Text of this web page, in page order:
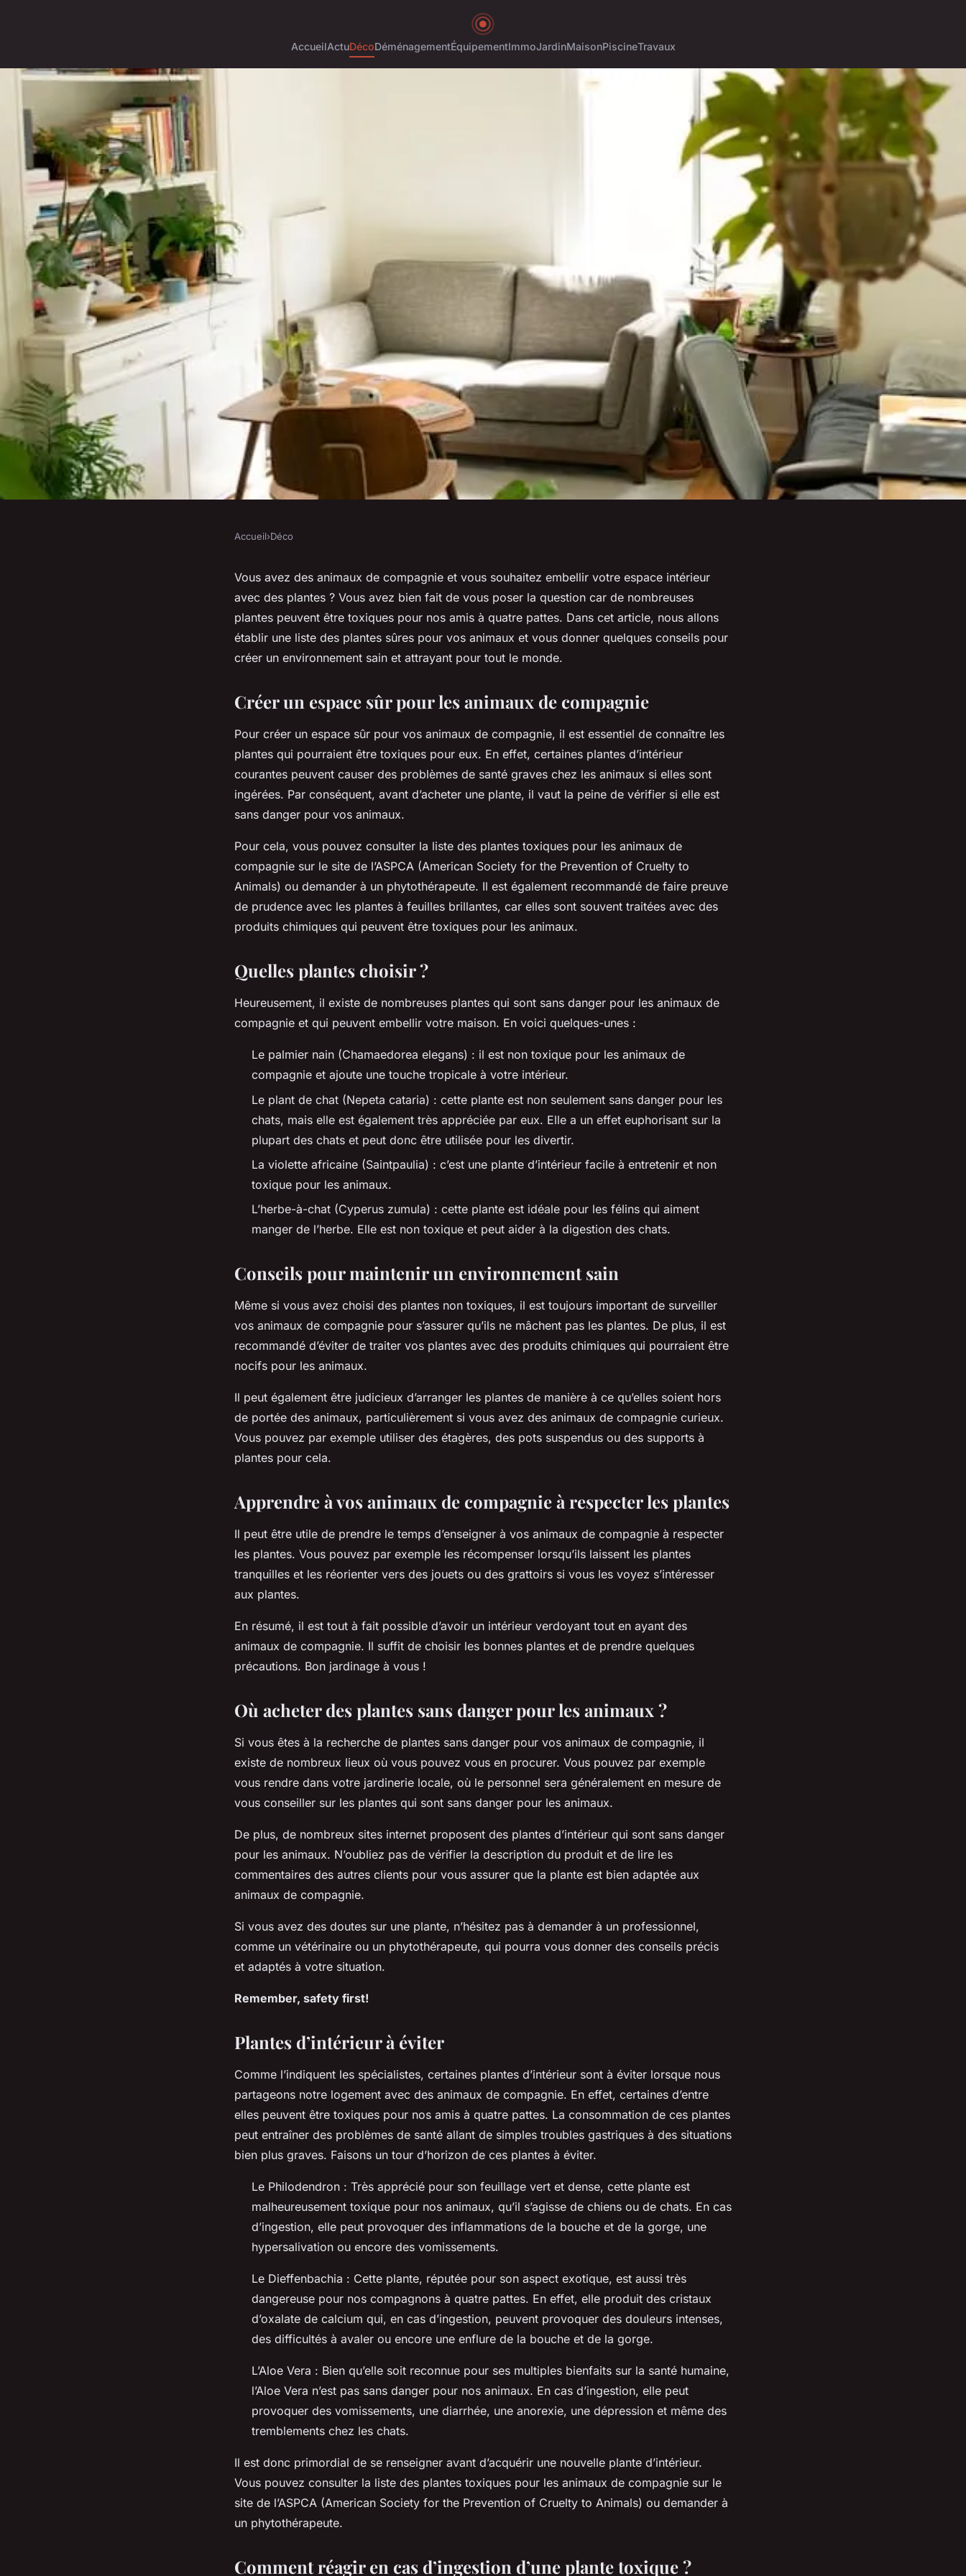
AccueilActuDécoDéménagementÉquipementImmoJardinMaisonPiscineTravaux
Quelles plantes d'intérieur pour un
espace avec des animaux de
compagnie curieux ?
Accueil›Déco
Vous avez des animaux de compagnie et vous souhaitez embellir votre espace intérieur
avec des plantes ? Vous avez bien fait de vous poser la question car de nombreuses
plantes peuvent être toxiques pour nos amis à quatre pattes. Dans cet article, nous allons
établir une liste des plantes sûres pour vos animaux et vous donner quelques conseils pour
créer un environnement sain et attrayant pour tout le monde.
Créer un espace sûr pour les animaux de compagnie
Pour créer un espace sûr pour vos animaux de compagnie, il est essentiel de connaître les
plantes qui pourraient être toxiques pour eux. En effet, certaines plantes d’intérieur
courantes peuvent causer des problèmes de santé graves chez les animaux si elles sont
ingérées. Par conséquent, avant d’acheter une plante, il vaut la peine de vérifier si elle est
sans danger pour vos animaux.
Pour cela, vous pouvez consulter la liste des plantes toxiques pour les animaux de
compagnie sur le site de l’ASPCA (American Society for the Prevention of Cruelty to
Animals) ou demander à un phytothérapeute. Il est également recommandé de faire preuve
de prudence avec les plantes à feuilles brillantes, car elles sont souvent traitées avec des
produits chimiques qui peuvent être toxiques pour les animaux.
Quelles plantes choisir ?
Heureusement, il existe de nombreuses plantes qui sont sans danger pour les animaux de
compagnie et qui peuvent embellir votre maison. En voici quelques-unes :
Le palmier nain (Chamaedorea elegans) : il est non toxique pour les animaux de
compagnie et ajoute une touche tropicale à votre intérieur.
Le plant de chat (Nepeta cataria) : cette plante est non seulement sans danger pour les
chats, mais elle est également très appréciée par eux. Elle a un effet euphorisant sur la
plupart des chats et peut donc être utilisée pour les divertir.
La violette africaine (Saintpaulia) : c’est une plante d’intérieur facile à entretenir et non
toxique pour les animaux.
L’herbe-à-chat (Cyperus zumula) : cette plante est idéale pour les félins qui aiment
manger de l’herbe. Elle est non toxique et peut aider à la digestion des chats.
Conseils pour maintenir un environnement sain
Même si vous avez choisi des plantes non toxiques, il est toujours important de surveiller
vos animaux de compagnie pour s’assurer qu’ils ne mâchent pas les plantes. De plus, il est
recommandé d’éviter de traiter vos plantes avec des produits chimiques qui pourraient être
nocifs pour les animaux.
Il peut également être judicieux d’arranger les plantes de manière à ce qu’elles soient hors
de portée des animaux, particulièrement si vous avez des animaux de compagnie curieux.
Vous pouvez par exemple utiliser des étagères, des pots suspendus ou des supports à
plantes pour cela.
Apprendre à vos animaux de compagnie à respecter les plantes
Il peut être utile de prendre le temps d’enseigner à vos animaux de compagnie à respecter
les plantes. Vous pouvez par exemple les récompenser lorsqu’ils laissent les plantes
tranquilles et les réorienter vers des jouets ou des grattoirs si vous les voyez s’intéresser
aux plantes.
En résumé, il est tout à fait possible d’avoir un intérieur verdoyant tout en ayant des
animaux de compagnie. Il suffit de choisir les bonnes plantes et de prendre quelques
précautions. Bon jardinage à vous !
Où acheter des plantes sans danger pour les animaux ?
Si vous êtes à la recherche de plantes sans danger pour vos animaux de compagnie, il
existe de nombreux lieux où vous pouvez vous en procurer. Vous pouvez par exemple
vous rendre dans votre jardinerie locale, où le personnel sera généralement en mesure de
vous conseiller sur les plantes qui sont sans danger pour les animaux.
De plus, de nombreux sites internet proposent des plantes d’intérieur qui sont sans danger
pour les animaux. N’oubliez pas de vérifier la description du produit et de lire les
commentaires des autres clients pour vous assurer que la plante est bien adaptée aux
animaux de compagnie.
Si vous avez des doutes sur une plante, n’hésitez pas à demander à un professionnel,
comme un vétérinaire ou un phytothérapeute, qui pourra vous donner des conseils précis
et adaptés à votre situation.
Remember, safety first!
Plantes d’intérieur à éviter
Comme l’indiquent les spécialistes, certaines plantes d’intérieur sont à éviter lorsque nous
partageons notre logement avec des animaux de compagnie. En effet, certaines d’entre
elles peuvent être toxiques pour nos amis à quatre pattes. La consommation de ces plantes
peut entraîner des problèmes de santé allant de simples troubles gastriques à des situations
bien plus graves. Faisons un tour d’horizon de ces plantes à éviter.
Le Philodendron : Très apprécié pour son feuillage vert et dense, cette plante est
malheureusement toxique pour nos animaux, qu’il s’agisse de chiens ou de chats. En cas
d’ingestion, elle peut provoquer des inflammations de la bouche et de la gorge, une
hypersalivation ou encore des vomissements.
Le Dieffenbachia : Cette plante, réputée pour son aspect exotique, est aussi très
dangereuse pour nos compagnons à quatre pattes. En effet, elle produit des cristaux
d’oxalate de calcium qui, en cas d’ingestion, peuvent provoquer des douleurs intenses,
des difficultés à avaler ou encore une enflure de la bouche et de la gorge.
L’Aloe Vera : Bien qu’elle soit reconnue pour ses multiples bienfaits sur la santé humaine,
l’Aloe Vera n’est pas sans danger pour nos animaux. En cas d’ingestion, elle peut
provoquer des vomissements, une diarrhée, une anorexie, une dépression et même des
tremblements chez les chats.
Il est donc primordial de se renseigner avant d’acquérir une nouvelle plante d’intérieur.
Vous pouvez consulter la liste des plantes toxiques pour les animaux de compagnie sur le
site de l’ASPCA (American Society for the Prevention of Cruelty to Animals) ou demander à
un phytothérapeute.
Comment réagir en cas d’ingestion d’une plante toxique ?